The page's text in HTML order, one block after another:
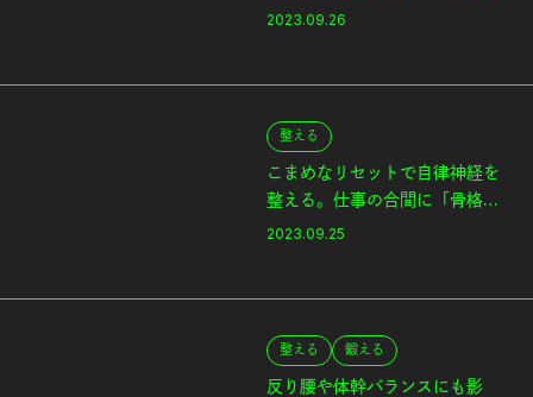
ング」
2023.09.26
整える
こまめなリセットで自律神経を
整える。仕事の合間に「骨格コ
ンディショニング」4種目
2023.09.25
整える 鍛える
反り腰や体幹バランスにも影